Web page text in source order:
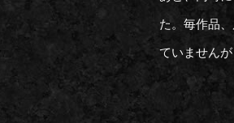
た。毎作品
ていません